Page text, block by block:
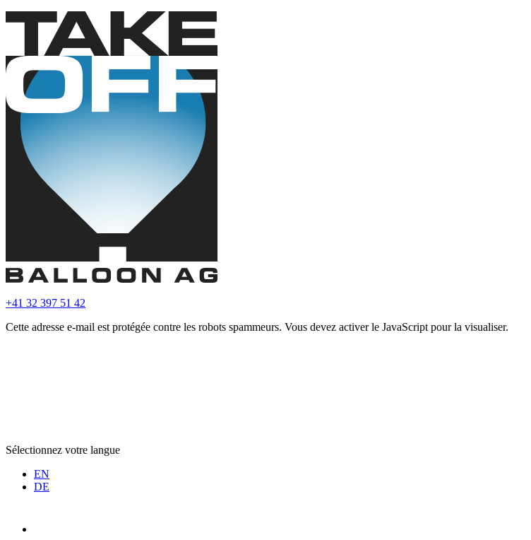
+41 32 397 51 42
Cette adresse e-mail est protégée contre les robots spammeurs. Vous devez activer le JavaScript pour la visualiser.
Sélectionnez votre langue
EN
DE